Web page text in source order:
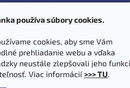
používa súbory cookies.
cookies, aby sme Vám
prehliadanie webu a vďaka
neustále zlepšovali jeho
Viac informácií >>> TU.